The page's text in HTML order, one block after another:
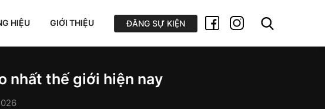
HIỆU GIỚI THIỆU ĐĂNG SỰ KIỆN
nhất thế giới hiện nay